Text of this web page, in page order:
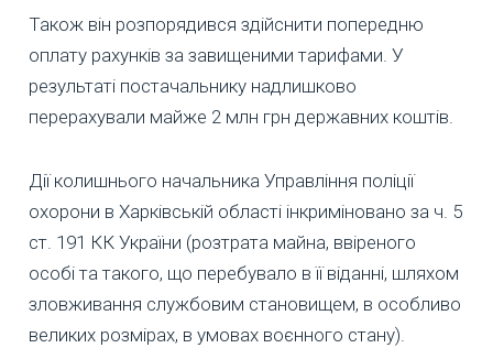
Також він розпорядився здійснити попередню
оплату рахунків за завищеними тарифами. У
результаті постачальнику надлишково
перерахували майже 2 млн грн державних коштів.
Дії колишнього начальника Управління поліції
охорони в Харківській області інкриміновано за ч. 5
ст. 191 КК України (розтрата майна, ввіреного
особі та такого, що перебувало в її віданні, шляхом
зловживання службовим становищем, в особливо
великих розмірах, в умовах воєнного стану).